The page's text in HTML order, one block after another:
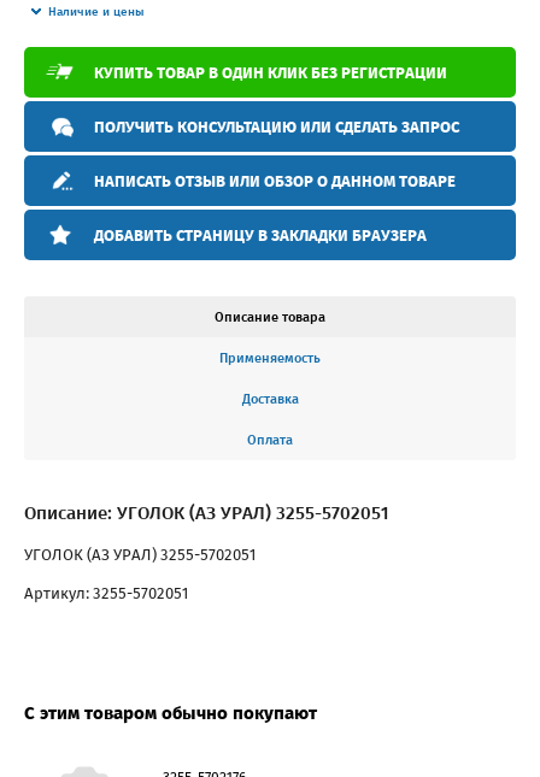
Наличие и цены
КУПИТЬ ТОВАР В ОДИН КЛИК БЕЗ РЕГИСТРАЦИИ
ПОЛУЧИТЬ КОНСУЛЬТАЦИЮ ИЛИ СДЕЛАТЬ ЗАПРОС
НАПИСАТЬ ОТЗЫВ ИЛИ ОБЗОР О ДАННОМ ТОВАРЕ
ДОБАВИТЬ СТРАНИЦУ В ЗАКЛАДКИ БРАУЗЕРА
Описание товара
Применяемость
Доставка
Оплата
Описание: УГОЛОК (АЗ УРАЛ) 3255-5702051
УГОЛОК (АЗ УРАЛ) 3255-5702051
Артикул: 3255-5702051
С этим товаром обычно покупают